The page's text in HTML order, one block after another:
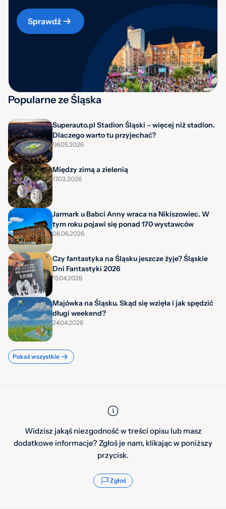
Sprawdź
Popularne ze Śląska
Superauto.pl Stadion Śląski – więcej niż stadion.
Dlaczego warto tu przyjechać?
06.05.2026
Między zimą a zielenią
17.03.2026
Jarmark u Babci Anny wraca na Nikiszowiec. W
tym roku pojawi się ponad 170 wystawców
08.06.2026
Czy fantastyka na Śląsku jeszcze żyje? Śląskie
Dni Fantastyki 2026
15.04.2026
Majówka na Śląsku. Skąd się wzięła i jak spędzić
długi weekend?
24.04.2026
Pokaż wszystkie
Widzisz jakąś niezgodność w treści opisu lub masz
dodatkowe informacje? Zgłoś je nam, klikając w poniższy
przycisk.
Zgłoś